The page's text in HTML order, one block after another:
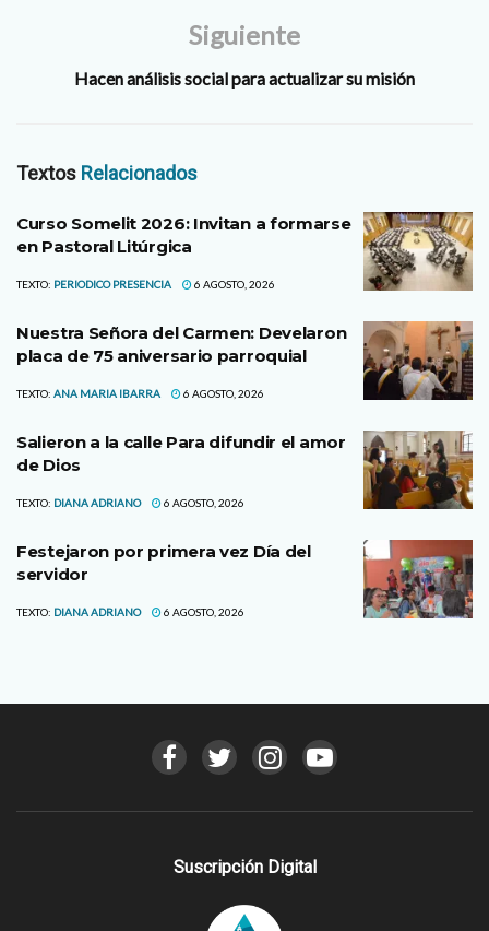
Siguiente
Hacen análisis social para actualizar su misión
Textos Relacionados
Curso Somelit 2026: Invitan a formarse
en Pastoral Litúrgica
TEXTO: PERIODICO PRESENCIA 6 AGOSTO, 2026
Nuestra Señora del Carmen: Develaron
placa de 75 aniversario parroquial
TEXTO: ANA MARIA IBARRA 6 AGOSTO, 2026
Salieron a la calle Para difundir el amor
de Dios
TEXTO: DIANA ADRIANO 6 AGOSTO, 2026
Festejaron por primera vez Día del
servidor
TEXTO: DIANA ADRIANO 6 AGOSTO, 2026
Suscripción Digital